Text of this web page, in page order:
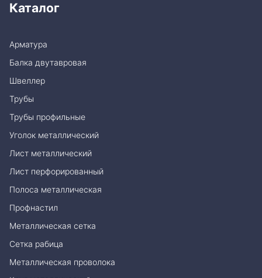
Каталог
Арматура
Балка двутавровая
Швеллер
Трубы
Трубы профильные
Уголок металлический
Лист металлический
Лист перфорированный
Полоса металлическая
Профнастил
Металлическая сетка
Сетка рабица
Металлическая проволока